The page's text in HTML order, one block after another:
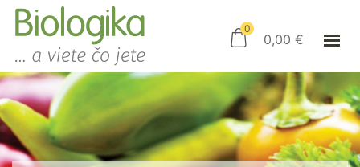
ESHOP
AKO NAKUPOVAŤ
KAMENNÝ OBCHOD
KONTAKT
0
0,00 €
PRIHLÁSENIE